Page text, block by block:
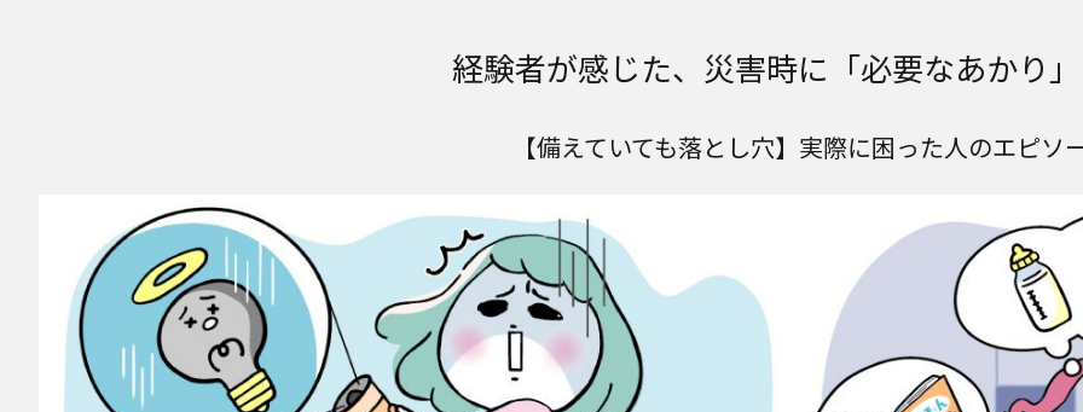
経験者が感じた、災害時に「必要なあかり
【備えていても落とし穴】実際に困った人のエピソ